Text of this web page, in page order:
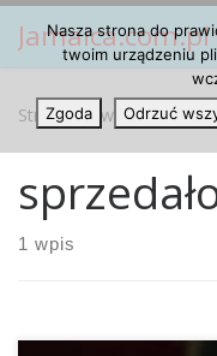
Przejdź do treści
Jamaica.com.pl
Strona główna »
1 wpis
Nasza strona do
twoim urządzeniu
Zgoda
Odrzuć